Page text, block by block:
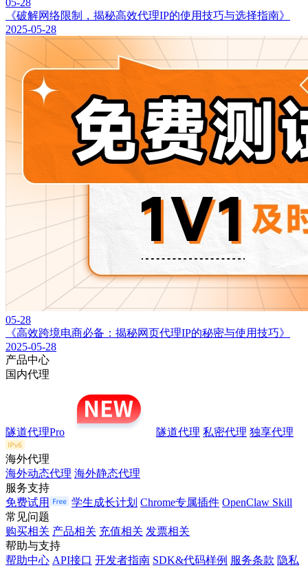
05-28
《破解网络限制，揭秘高效代理IP的使用技巧与选择指南》
2025-05-28
05-28
《高效跨境电商必备：揭秘网页代理IP的秘密与使用技巧》
2025-05-28
产品中心
国内代理
隧道代理Pro 隧道代理 私密代理 独享代理
海外代理
海外动态代理 海外静态代理
服务支持
免费试用
学生成长计划 Chrome专属插件 OpenClaw Skill
常见问题
购买相关 产品相关 充值相关 发票相关
帮助与支持
帮助中心 API接口 开发者指南 SDK&代码样例 服务条款 隐私